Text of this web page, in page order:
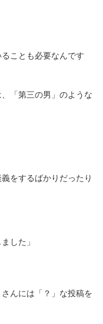
ことも必要なんです
「第三の男」のような
をするばかりだったり
した」
んには「？」な投稿を